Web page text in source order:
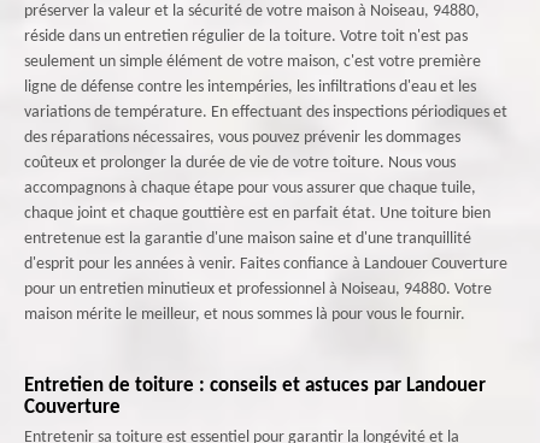
préserver la valeur et la sécurité de votre maison à Noiseau, 94880,
réside dans un entretien régulier de la toiture. Votre toit n'est pas
seulement un simple élément de votre maison, c'est votre première
ligne de défense contre les intempéries, les infiltrations d'eau et les
variations de température. En effectuant des inspections périodiques et
des réparations nécessaires, vous pouvez prévenir les dommages
coûteux et prolonger la durée de vie de votre toiture. Nous vous
accompagnons à chaque étape pour vous assurer que chaque tuile,
chaque joint et chaque gouttière est en parfait état. Une toiture bien
entretenue est la garantie d'une maison saine et d'une tranquillité
d'esprit pour les années à venir. Faites confiance à Landouer Couverture
pour un entretien minutieux et professionnel à Noiseau, 94880. Votre
maison mérite le meilleur, et nous sommes là pour vous le fournir.
Entretien de toiture : conseils et astuces par Landouer
Couverture
Entretenir sa toiture est essentiel pour garantir la longévité et la